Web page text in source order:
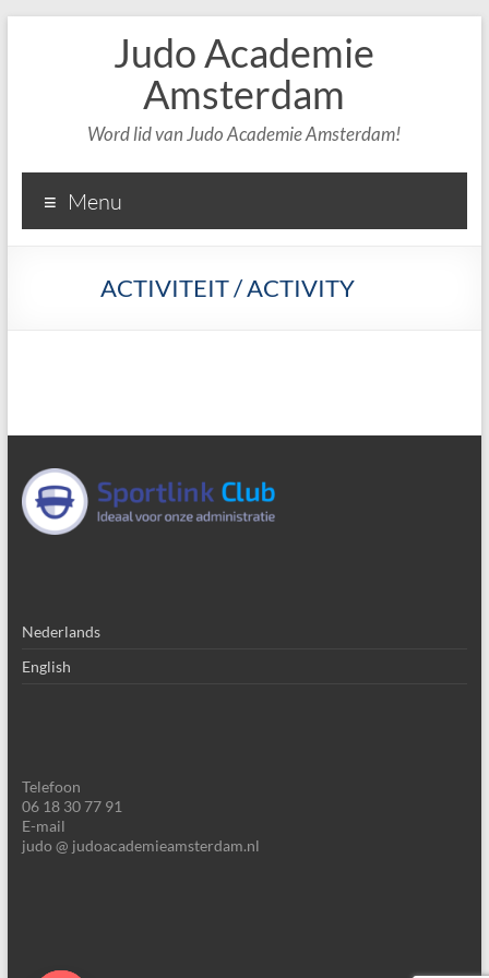
Judo Academie
Amsterdam
Word lid van Judo Academie Amsterdam!
Menu
ACTIVITEIT / ACTIVITY
Nederlands
English
Telefoon
06 18 30 77 91
E-mail
judo @ judoacademieamsterdam.nl